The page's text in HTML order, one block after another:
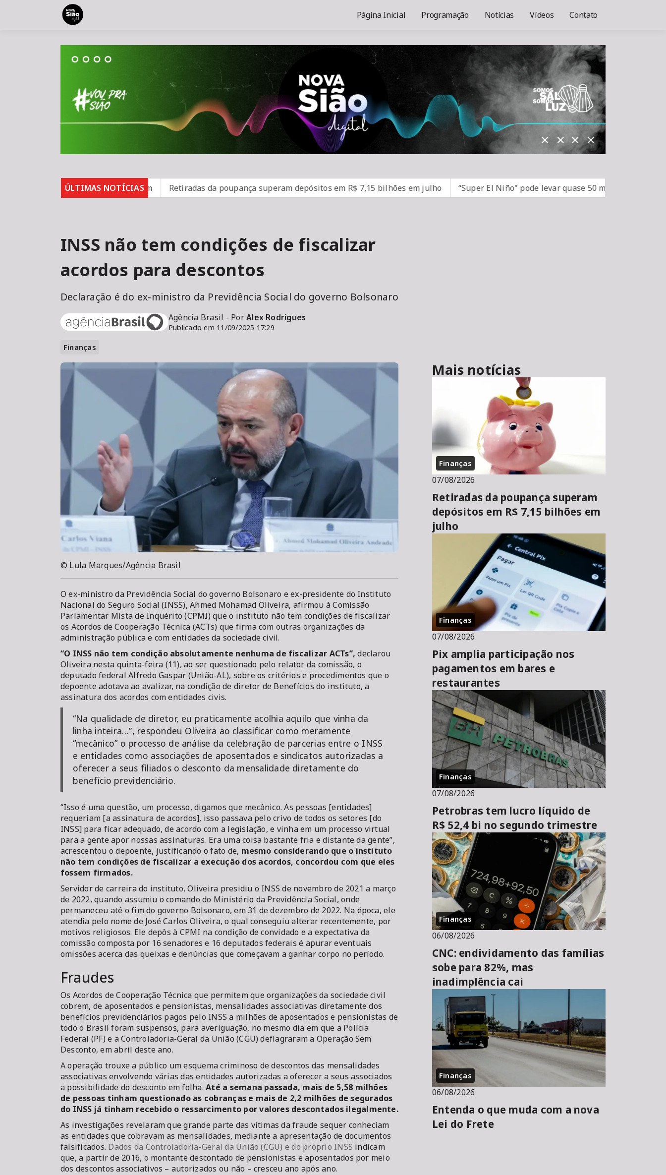
Página Inicial Programação Notícias Vídeos Contato
ÚLTIMAS NOTÍCIAS
16 não se vacinaram Retiradas da poupança superam depósitos em R$ 7,15 bilhões em julho “Super El Niño" pode levar quase 50 milhões de pessoas à fome
INSS não tem condições de fiscalizar
acordos para descontos
Declaração é do ex-ministro da Previdência Social do governo Bolsonaro
Agência Brasil - PorAlex Rodrigues
Publicado em 11/09/2025 17:29
Finanças
© Lula Marques/Agência Brasil
O ex-ministro da Previdência Social do governo Bolsonaro e ex-presidente do Instituto
Nacional do Seguro Social (INSS), Ahmed Mohamad Oliveira, afirmou à Comissão
Parlamentar Mista de Inquérito (CPMI) que o instituto não tem condições de fiscalizar
os Acordos de Cooperação Técnica (ACTs) que firma com outras organizações da
administração pública e com entidades da sociedade civil.
“O INSS não tem condição absolutamente nenhuma de fiscalizar ACTs”, declarou
Oliveira nesta quinta-feira (11), ao ser questionado pelo relator da comissão, o
deputado federal Alfredo Gaspar (União-AL), sobre os critérios e procedimentos que o
depoente adotava ao avalizar, na condição de diretor de Benefícios do instituto, a
assinatura dos acordos com entidades civis.
“Na qualidade de diretor, eu praticamente acolhia aquilo que vinha da
linha inteira…”, respondeu Oliveira ao classificar como meramente
“mecânico” o processo de análise da celebração de parcerias entre o INSS
e entidades como associações de aposentados e sindicatos autorizadas a
oferecer a seus filiados o desconto da mensalidade diretamente do
benefício previdenciário.
“Isso é uma questão, um processo, digamos que mecânico. As pessoas [entidades]
requeriam [a assinatura de acordos], isso passava pelo crivo de todos os setores [do
INSS] para ficar adequado, de acordo com a legislação, e vinha em um processo virtual
para a gente apor nossas assinaturas. Era uma coisa bastante fria e distante da gente”,
acrescentou o depoente, justificando o fato de, mesmo considerando que o instituto
não tem condições de fiscalizar a execução dos acordos, concordou com que eles
fossem firmados.
Servidor de carreira do instituto, Oliveira presidiu o INSS de novembro de 2021 a março
de 2022, quando assumiu o comando do Ministério da Previdência Social, onde
permaneceu até o fim do governo Bolsonaro, em 31 de dezembro de 2022. Na época, ele
atendia pelo nome de José Carlos Oliveira, o qual conseguiu alterar recentemente, por
motivos religiosos. Ele depôs à CPMI na condição de convidado e a expectativa da
comissão composta por 16 senadores e 16 deputados federais é apurar eventuais
omissões acerca das queixas e denúncias que começavam a ganhar corpo no período.
Fraudes
Os Acordos de Cooperação Técnica que permitem que organizações da sociedade civil
cobrem, de aposentados e pensionistas, mensalidades associativas diretamente dos
benefícios previdenciários pagos pelo INSS a milhões de aposentados e pensionistas de
todo o Brasil foram suspensos, para averiguação, no mesmo dia em que a Polícia
Federal (PF) e a Controladoria-Geral da União (CGU) deflagraram a Operação Sem
Desconto, em abril deste ano.
A operação trouxe a público um esquema criminoso de descontos das mensalidades
associativas envolvendo várias das entidades autorizadas a oferecer a seus associados
a possibilidade do desconto em folha.Até a semana passada, mais de 5,58 milhões
de pessoas tinham questionado as cobranças e mais de 2,2 milhões de segurados
do INSS já tinham recebido o ressarcimento por valores descontados ilegalmente.
As investigações revelaram que grande parte das vítimas da fraude sequer conheciam
as entidades que cobravam as mensalidades, mediante a apresentação de documentos
falsificados. Dados da Controladoria-Geral da União (CGU) e do próprio INSS indicam
que, a partir de 2016, o montante descontado de pensionistas e aposentados por meio
dos descontos associativos – autorizados ou não – cresceu ano após ano.
Mais notícias
Finanças
07/08/2026
Retiradas da poupança superam
depósitos em R$ 7,15 bilhões em
julho
Finanças
07/08/2026
Pix amplia participação nos
pagamentos em bares e
restaurantes
Finanças
07/08/2026
Petrobras tem lucro líquido de
R$ 52,4 bi no segundo trimestre
Finanças
06/08/2026
CNC: endividamento das famílias
sobe para 82%, mas
inadimplência cai
Finanças
06/08/2026
Entenda o que muda com a nova
Lei do Frete